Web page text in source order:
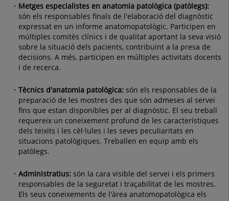
Metges especialistes en anatomia patològica (patòlegs):
són els responsables finals de l'elaboració del diagnòstic
expressat en un informe anatomopatològic. Participen en
múltiples comitès clínics i de qualitat aportant la seva visió
sobre la situació dels pacients, contribuint a la presa de
decisions. A més, participen en múltiples activitats docents
i de recerca.
Tècnics d'anatomia patològica: són els responsables de la
preparació de les mostres des que són admeses al servei
fins que estan disponibles per al diagnòstic. El seu treball
requereix un coneixement profund de les característiques
dels teixits i les cèl·lules i les seves peculiaritats en
situacions patològiques. Treballen en equip amb els
patòlegs.
Administratius: són la cara visible del servei i els primers
responsables de la seguretat i traçabilitat de les mostres.
Els seus coneixements de l'àrea anatomopatològica els